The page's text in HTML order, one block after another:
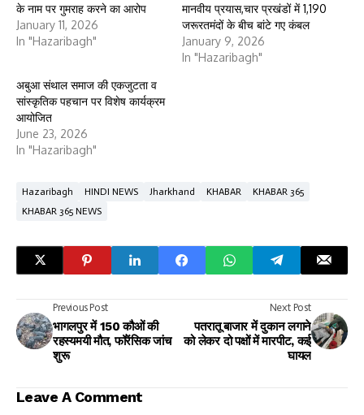
के नाम पर गुमराह करने का आरोप
January 11, 2026
In "Hazaribagh"
मानवीय प्रयास,चार प्रखंडों में 1,190
जरूरतमंदों के बीच बांटे गए कंबल
January 9, 2026
In "Hazaribagh"
अबुआ संथाल समाज की एकजुटता व
सांस्कृतिक पहचान पर विशेष कार्यक्रम
आयोजित
June 23, 2026
In "Hazaribagh"
Hazaribagh HINDI NEWS Jharkhand KHABAR
KHABAR 365
KHABAR 365 NEWS
Previous Post
भागलपुर में 150 कौओं की
रहस्यमयी मौत, फॉरेंसिक जांच
शुरू
Next Post
पतरातू बाजार में दुकान लगाने
को लेकर दो पक्षों में मारपीट, कई
घायल
Leave A Comment